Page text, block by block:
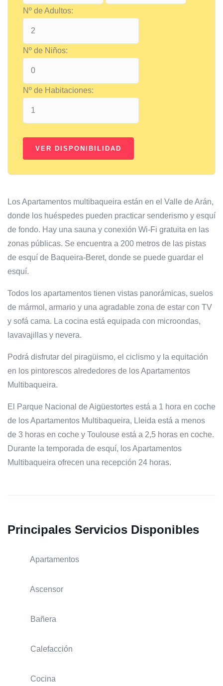
Nº de Adultos:
Nº de Niños:
Nº de Habitaciones:
Los Apartamentos multibaqueira están en el Valle de Arán,
donde los huéspedes pueden practicar senderismo y esquí
de fondo. Hay una sauna y conexión Wi-Fi gratuita en las
zonas públicas. Se encuentra a 200 metros de las pistas
de esquí de Baqueira-Beret, donde se puede guardar el
esquí.
Todos los apartamentos tienen vistas panorámicas, suelos
de mármol, armario y una agradable zona de estar con TV
y sofá cama. La cocina está equipada con microondas,
lavavajillas y nevera.
Podrá disfrutar del piragüismo, el ciclismo y la equitación
en los pintorescos alrededores de los Apartamentos
Multibaqueira.
El Parque Nacional de Aigüestortes está a 1 hora en coche
de los Apartamentos Multibaqueira, Lleida está a menos
de 3 horas en coche y Toulouse está a 2,5 horas en coche.
Durante la temporada de esquí, los Apartamentos
Multibaqueira ofrecen una recepción 24 horas.
Principales Servicios Disponibles
Apartamentos
Ascensor
Bañera
Calefacción
Cocina